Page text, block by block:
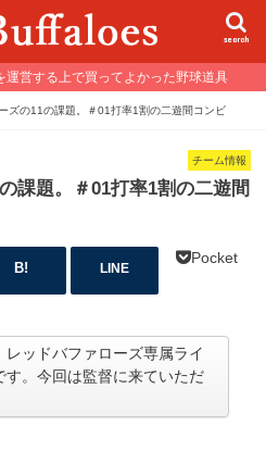
search
運営する上で買ってよかった野球道具
ズの11の課題。＃01打率1割の二遊間コンビ
チーム情報
課題。＃01打率1割の二遊間
LINE
Pocket
レッドバファローズ専属ライ
す。今回は監督に来ていただ